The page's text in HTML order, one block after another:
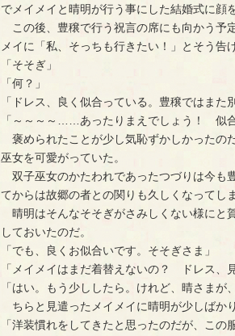
でメイメイと晴明が行う事にした結婚式に顔
この後、豊穣で行う祝言の席にも向かう予
メイに「私、そっちも行きたい！」とそう告
「そそぎ」
「何？」
「ドレス、良く似合っている。豊穣ではまた
「～～～～……あったりまえでしょう！　似
褒められたことが少し気恥ずかしかったの
巫女を可愛がっていた。
双子巫女のかたわれであったつづりは今も
てからは故郷の者との関りも久しくなってし
晴明はそんなそそぎがさみしくない様にと
しておいたのだ。
「でも、良くお似合いです。そそぎさま」
「メイメイはまだ着替えないの？　ドレス、
「はい。もう少ししたら。けれど、晴さまが
ちらと見遣ったメイメイに晴明が少しばか
「洋装慣れをしてきたと思ったのだが、こ